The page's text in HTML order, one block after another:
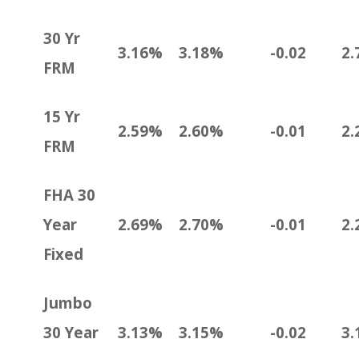
30 Yr
FRM
3.16% 3.18% -0.02
15 Yr
FRM
2.59% 2.60% -0.01
FHA 30
Year
Fixed
2.69% 2.70% -0.01
Jumbo
30 Year
3.13% 3.15% -0.02